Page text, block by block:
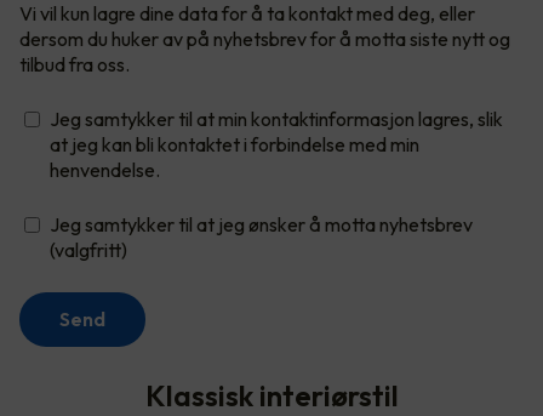
Vi vil kun lagre dine data for å ta kontakt med deg, eller
dersom du huker av på nyhetsbrev for å motta siste nytt og
tilbud fra oss.
Jeg samtykker til at min kontaktinformasjon lagres, slik
at jeg kan bli kontaktet i forbindelse med min
henvendelse.
Jeg samtykker til at jeg ønsker å motta nyhetsbrev
(valgfritt)
Send
Klassisk interiørstil